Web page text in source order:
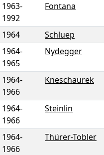
1963-
1992
Fontana
1964
Schluep
1964-
1965
Nydegger
1964-
1966
Kneschaurek
1964-
1966
Steinlin
1964-
1966
Thürer-Tobler